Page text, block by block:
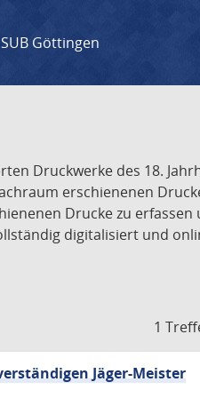
Göttingen
Druckwerke des 18.
erschienenen
Drucke zu
digitalisiert und
1
Jäger-Meister